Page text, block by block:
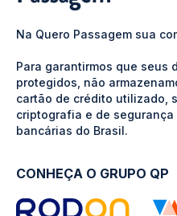
Na Quero Passagem sua
Para garantirmos que seus
protegidos, não
cartão de crédito utilizado,
criptografia e de
bancárias do Brasil.
CONHEÇA O GRUPO QP